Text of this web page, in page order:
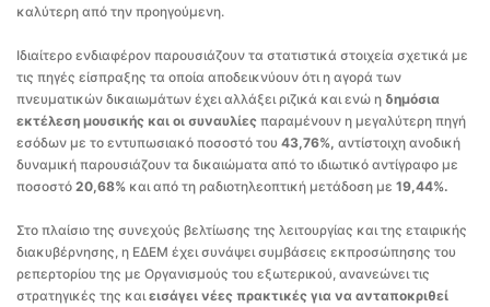
καλύτερη από την προηγούμενη.
Ιδιαίτερο ενδιαφέρον παρουσιάζουν τα στατιστικά στοιχεία σχετικά με
τις πηγές είσπραξης τα οποία αποδεικνύουν ότι η αγορά των
πνευματικών δικαιωμάτων έχει αλλάξει ριζικά και ενώ η δημόσια
εκτέλεση μουσικής και οι συναυλίες παραμένουν η μεγαλύτερη πηγή
εσόδων με το εντυπωσιακό ποσοστό του 43,76%, αντίστοιχη ανοδική
δυναμική παρουσιάζουν τα δικαιώματα από το ιδιωτικό αντίγραφο με
ποσοστό 20,68% και από τη ραδιοτηλεοπτική μετάδοση με 19,44%.
Στο πλαίσιο της συνεχούς βελτίωσης της λειτουργίας και της εταιρικής
διακυβέρνησης, η ΕΔΕΜ έχει συνάψει συμβάσεις εκπροσώπησης του
ρεπερτορίου της με Οργανισμούς του εξωτερικού, ανανεώνει τις
στρατηγικές της καιεισάγει νέες πρακτικές για να ανταποκριθεί